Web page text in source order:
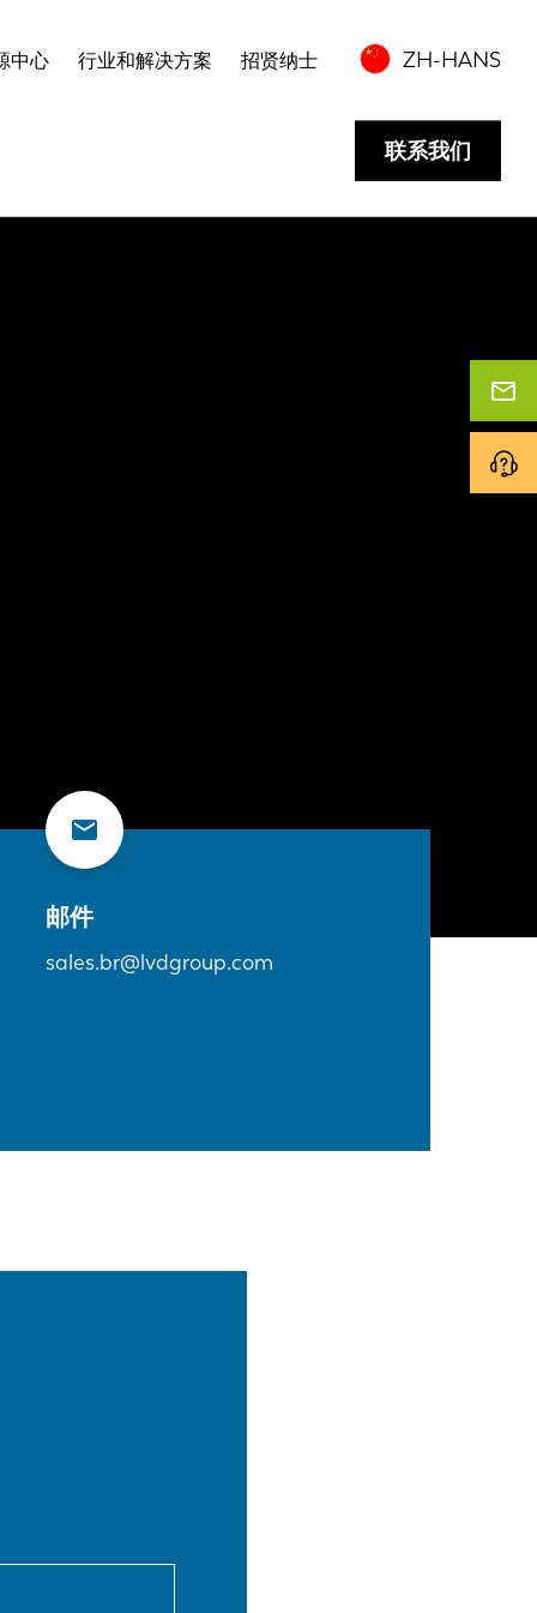
中心 行业和解决方案 招贤纳士 ZH-HANS
联系我们
邮件
sales.br@lvdgroup.com